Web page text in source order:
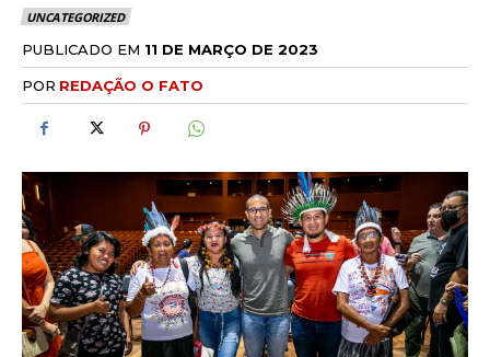
UNCATEGORIZED
PUBLICADO EM 11 DE MARÇO DE 2023
POR REDAÇÃO O FATO